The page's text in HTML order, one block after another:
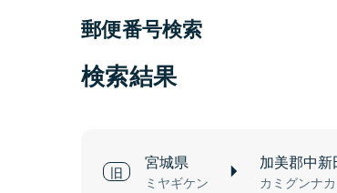
郵便番号検索
検索結果
宮城県
ミヤギケン
加美郡中新
カミグンナ